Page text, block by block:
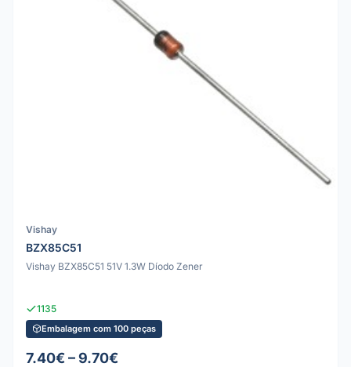
Vishay
BZX85C51
Vishay BZX85C51 51V 1.3W Díodo Zener
1135
Embalagem com 100 peças
7.40€ – 9.70€